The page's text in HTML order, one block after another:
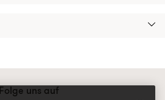
Folge uns auf